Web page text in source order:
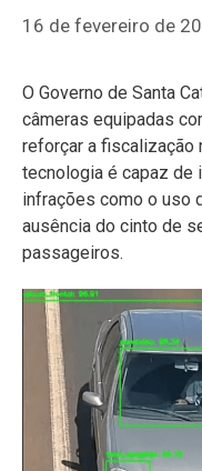
16 de fevereiro de
O Governo de Santa
câmeras equipadas
reforçar a fiscalização
tecnologia é capaz de
infrações como o uso
ausência do cinto de
passageiros.